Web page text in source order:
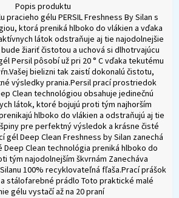
Popis produktu
pracieho gélu PERSIL Freshness By Silan s
ktorá preniká hlboko do vlákien a vďaka
látok odstraňuje aj tie najodolnejšie
žiariť čistotou a uchová si dlhotrvajúcu
Persil pôsobí už pri 20 ° C vďaka tekutému
bielizni tak zaistí dokonalú čistotu,
výsledky prania.Persil prací prostriedok
Clean technológiou obsahuje jedinečnú
látok, ktoré bojujú proti tým najhorším
hlboko do vlákien a odstraňujú aj tie
pre perfektný výsledok a krásne čisté
gél Deep Clean Freshness by Silan zanechá
Clean technológia preniká hlboko do
tým najodolnejším škvrnám Zanecháva
100% recyklovateľná fľaša.Prací prášok
stálofarebné prádlo Toto praktické malé
gélu vystačí až na 20 praní